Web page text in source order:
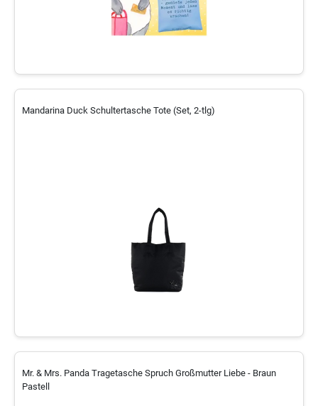
Mandarina Duck Schultertasche Tote (Set, 2-tlg)
Mr. & Mrs. Panda Tragetasche Spruch Großmutter Liebe - Braun
Pastell